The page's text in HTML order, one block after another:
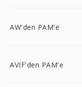
AW'den PAM'e
AVIF'den PAM'e